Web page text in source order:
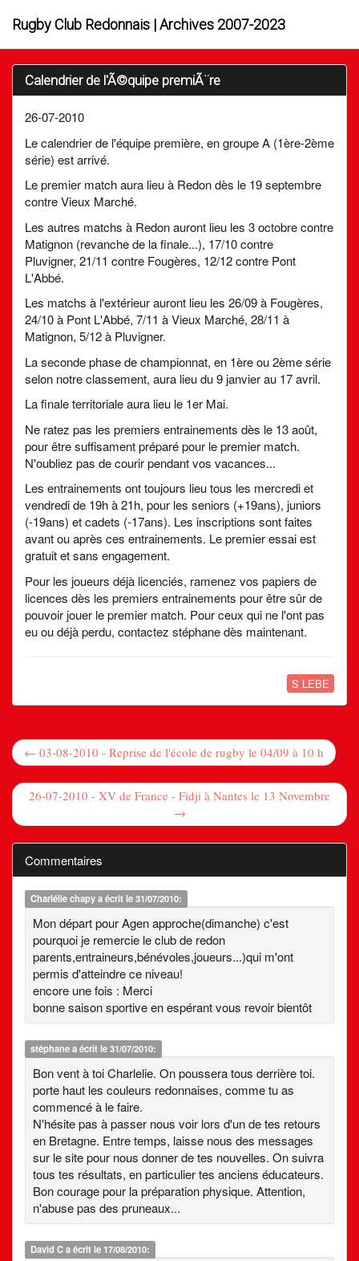
Rugby Club Redonnais | Archives 2007-2023
Calendrier de l'Ã©quipe premiÃ¨re
26-07-2010
Le calendrier de l'équipe première, en groupe A (1ère-2ème
série) est arrivé.
Le premier match aura lieu à Redon dès le 19 septembre
contre Vieux Marché.
Les autres matchs à Redon auront lieu les 3 octobre contre
Matignon (revanche de la finale...), 17/10 contre
Pluvigner, 21/11 contre Fougères, 12/12 contre Pont
L'Abbé.
Les matchs à l'extérieur auront lieu les 26/09 à Fougères,
24/10 à Pont L'Abbé, 7/11 à Vieux Marché, 28/11 à
Matignon, 5/12 à Pluvigner.
La seconde phase de championnat, en 1ère ou 2ème série
selon notre classement, aura lieu du 9 janvier au 17 avril.
La finale territoriale aura lieu le 1er Mai.
Ne ratez pas les premiers entrainements dès le 13 août,
pour être suffisament préparé pour le premier match.
N'oubliez pas de courir pendant vos vacances...
Les entrainements ont toujours lieu tous les mercredi et
vendredi de 19h à 21h, pour les seniors (+19ans), juniors
(-19ans) et cadets (-17ans). Les inscriptions sont faites
avant ou après ces entrainements. Le premier essai est
gratuit et sans engagement.
Pour les joueurs déjà licenciés, ramenez vos papiers de
licences dès les premiers entrainements pour être sûr de
pouvoir jouer le premier match. Pour ceux qui ne l'ont pas
eu ou déjà perdu, contactez stéphane dès maintenant.
S LEBE
← 03-08-2010 - Reprise de l'école de rugby le 04/09 à 10 h
26-07-2010 - XV de France - Fidji à Nantes le 13 Novembre
→
Commentaires
Charlélie chapya écrit le 31/07/2010:
Mon départ pour Agen approche(dimanche) c'est
pourquoi je remercie le club de redon
parents,entraineurs,bénévoles,joueurs...)qui m'ont
permis d'atteindre ce niveau!
encore une fois : Merci
bonne saison sportive en espérant vous revoir bientôt
stéphanea écrit le 31/07/2010:
Bon vent à toi Charlelie. On poussera tous derrière toi.
porte haut les couleurs redonnaises, comme tu as
commencé à le faire.
N'hésite pas à passer nous voir lors d'un de tes retours
en Bretagne. Entre temps, laisse nous des messages
sur le site pour nous donner de tes nouvelles. On suivra
tous tes résultats, en particulier tes anciens éducateurs.
Bon courage pour la préparation physique. Attention,
n'abuse pas des pruneaux...
David Ca écrit le 17/08/2010: